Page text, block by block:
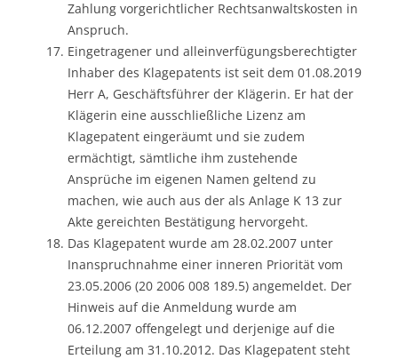
Zahlung vorgerichtlicher Rechtsanwaltskosten in
Anspruch.
Eingetragener und alleinverfügungsberechtigter
Inhaber des Klagepatents ist seit dem 01.08.2019
Herr A, Geschäftsführer der Klägerin. Er hat der
Klägerin eine ausschließliche Lizenz am
Klagepatent eingeräumt und sie zudem
ermächtigt, sämtliche ihm zustehende
Ansprüche im eigenen Namen geltend zu
machen, wie auch aus der als Anlage K 13 zur
Akte gereichten Bestätigung hervorgeht.
Das Klagepatent wurde am 28.02.2007 unter
Inanspruchnahme einer inneren Priorität vom
23.05.2006 (20 2006 008 189.5) angemeldet. Der
Hinweis auf die Anmeldung wurde am
06.12.2007 offengelegt und derjenige auf die
Erteilung am 31.10.2012. Das Klagepatent steht